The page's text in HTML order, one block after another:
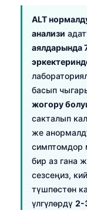
ALT
анализи
аялдарында
басып
жогору
сакталып
же
симптомдор
бир аз гана
сезсеңиз,
түшпөстөн
үлгүлөрдү 2-